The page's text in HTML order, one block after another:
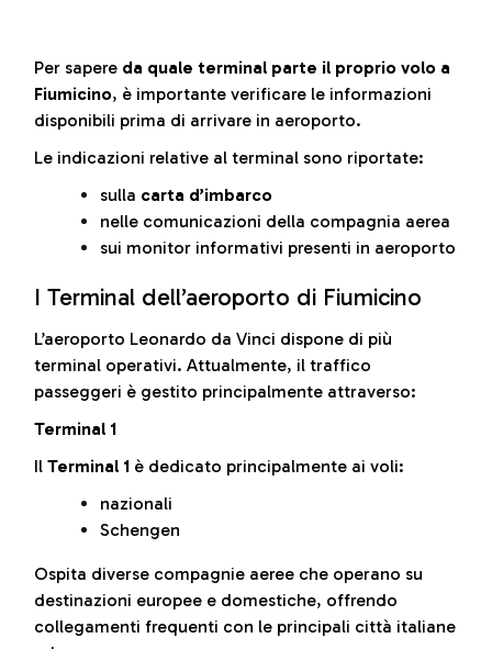
Per sapere da quale terminal parte il proprio volo a
Fiumicino, è importante verificare le informazioni
disponibili prima di arrivare in aeroporto.
Le indicazioni relative al terminal sono riportate:
sulla carta d’imbarco
nelle comunicazioni della compagnia aerea
sui monitor informativi presenti in aeroporto
I Terminal dell’aeroporto di Fiumicino
L’aeroporto Leonardo da Vinci dispone di più
terminal operativi. Attualmente, il traffico
passeggeri è gestito principalmente attraverso:
Terminal 1
Il Terminal 1 è dedicato principalmente ai voli:
nazionali
Schengen
Ospita diverse compagnie aeree che operano su
destinazioni europee e domestiche, offrendo
collegamenti frequenti con le principali città italiane